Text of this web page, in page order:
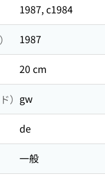
1987, c1984
1987
20 cm
） gw
de
一般